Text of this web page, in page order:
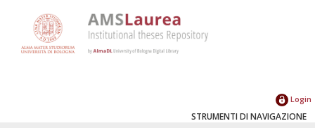
Login
STRUMENTI DI NAVIGAZIONE